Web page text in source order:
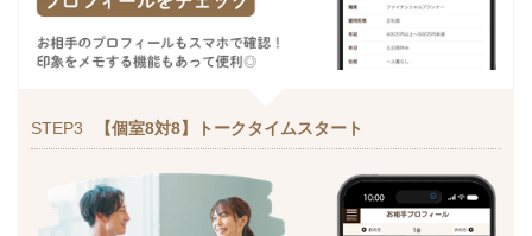
STEP3 【個室8対8】トークタイムスタート